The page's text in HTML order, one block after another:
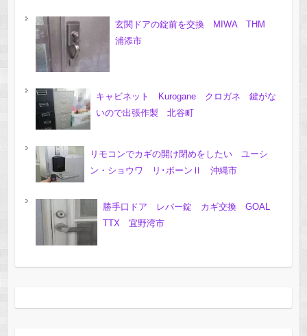
玄関ドアの錠前を交換 MIWA THM
浦添市
キャビネット Kurogane クロガネ 鍵がな
いので出張作製 北谷町
リモコンでカギの開け閉めをしたい ユーシ
ン・ショウワ リ･ボーンⅡ 沖縄市
勝手口ドア レバー錠 カギ交換 GOAL
TTX 宜野湾市